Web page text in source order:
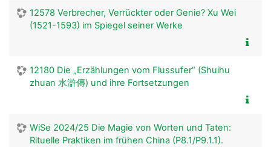
12578 Verbrecher, Verrückter oder Genie? Xu Wei
(1521-1593) im Spiegel seiner Werke
12180 Die „Erzählungen vom Flussufer“ (Shuihu
zhuan 水滸傳) und ihre Fortsetzungen
WiSe 2024/25 Die Magie von Worten und Taten:
Rituelle Praktiken im frühen China (P8.1/P9.1.1).